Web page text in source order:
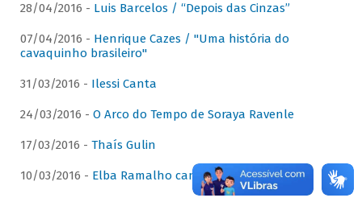
28/04/2016 - Luis Barcelos / “Depois das Cinzas”
07/04/2016 - Henrique Cazes / "Uma história do
cavaquinho brasileiro"
31/03/2016 - Ilessi Canta
24/03/2016 - O Arco do Tempo de Soraya Ravenle
17/03/2016 - Thaís Gulin
10/03/2016 - Elba Ramalho canta Dominguinhos